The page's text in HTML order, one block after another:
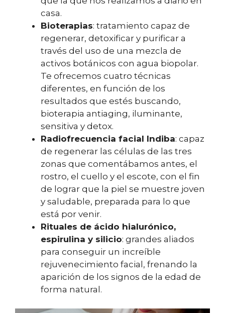
casa.
Bioterapias: tratamiento capaz de
regenerar, detoxificar y purificar a
través del uso de una mezcla de
activos botánicos con agua biopolar.
Te ofrecemos cuatro técnicas
diferentes, en función de los
resultados que estés buscando,
bioterapia antiaging, iluminante,
sensitiva y detox.
Radiofrecuencia facial Indiba: capaz
de regenerar las células de las tres
zonas que comentábamos antes, el
rostro, el cuello y el escote, con el fin
de lograr que la piel se muestre joven
y saludable, preparada para lo que
está por venir.
Rituales de ácido hialurónico,
espirulina y silicio: grandes aliados
para conseguir un increíble
rejuvenecimiento facial, frenando la
aparición de los signos de la edad de
forma natural.